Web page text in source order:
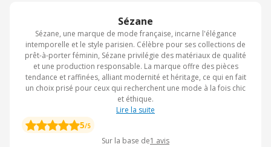
Sézane
Sézane, une marque de mode française, incarne l'élégance
intemporelle et le style parisien. Célèbre pour ses collections de
prêt-à-porter féminin, Sézane privilégie des matériaux de qualité
et une production responsable. La marque offre des pièces
tendance et raffinées, alliant modernité et héritage, ce qui en fait
un choix prisé pour ceux qui recherchent une mode à la fois chic
et éthique.
Lire la suite
5/5
Sur la base de1 avis